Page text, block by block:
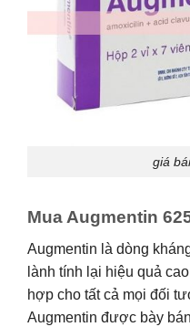
giá
Mua Augmentin
Augmentin là dòng
lành tính lại hiệu quả
hợp cho tất cả mọi đối
Augmentin được bày